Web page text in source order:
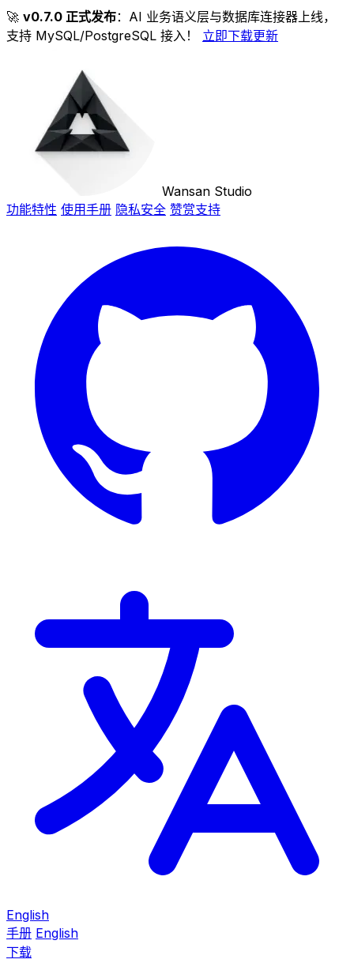
🚀 v0.7.0 正式发布：AI 业务语义层与数据库连接器上线，
支持 MySQL/PostgreSQL 接入！ 立即下载更新
Wansan Studio
功能特性 使用手册 隐私安全 赞赏支持
English
手册 English
下载